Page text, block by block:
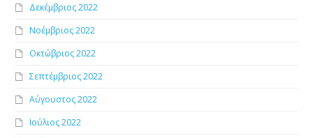
Δεκέμβριος 2022
Νοέμβριος 2022
Οκτώβριος 2022
Σεπτέμβριος 2022
Αύγουστος 2022
Ιούλιος 2022